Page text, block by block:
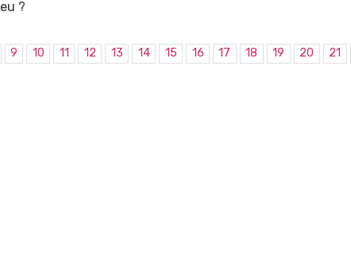
?
9 10 11 12 13 14 15 16 17 18 19 20 21